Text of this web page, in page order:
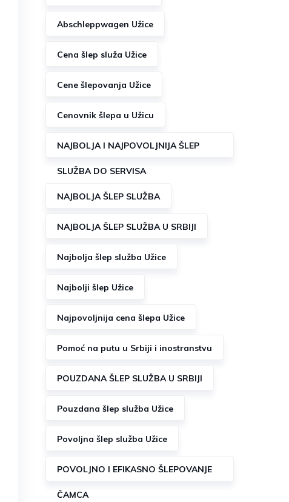
Abschleppwagen Užice
Cena šlep služa Užice
Cene šlepovanja Užice
Cenovnik šlepa u Užicu
NAJBOLJA I NAJPOVOLJNIJA ŠLEP
SLUŽBA DO SERVISA
NAJBOLJA ŠLEP SLUŽBA
NAJBOLJA ŠLEP SLUŽBA U SRBIJI
Najbolja šlep služba Užice
Najbolji šlep Užice
Najpovoljnija cena šlepa Užice
Pomoć na putu u Srbiji i inostranstvu
POUZDANA ŠLEP SLUŽBA U SRBIJI
Pouzdana šlep služba Užice
Povoljna šlep služba Užice
POVOLJNO I EFIKASNO ŠLEPOVANJE
ČAMCA